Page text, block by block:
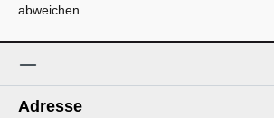
abweichen
Adresse